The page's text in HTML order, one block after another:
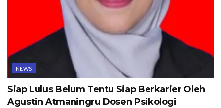
NEWS
Siap Lulus Belum Tentu Siap Berkarier Oleh
Agustin Atmaningru Dosen Psikologi